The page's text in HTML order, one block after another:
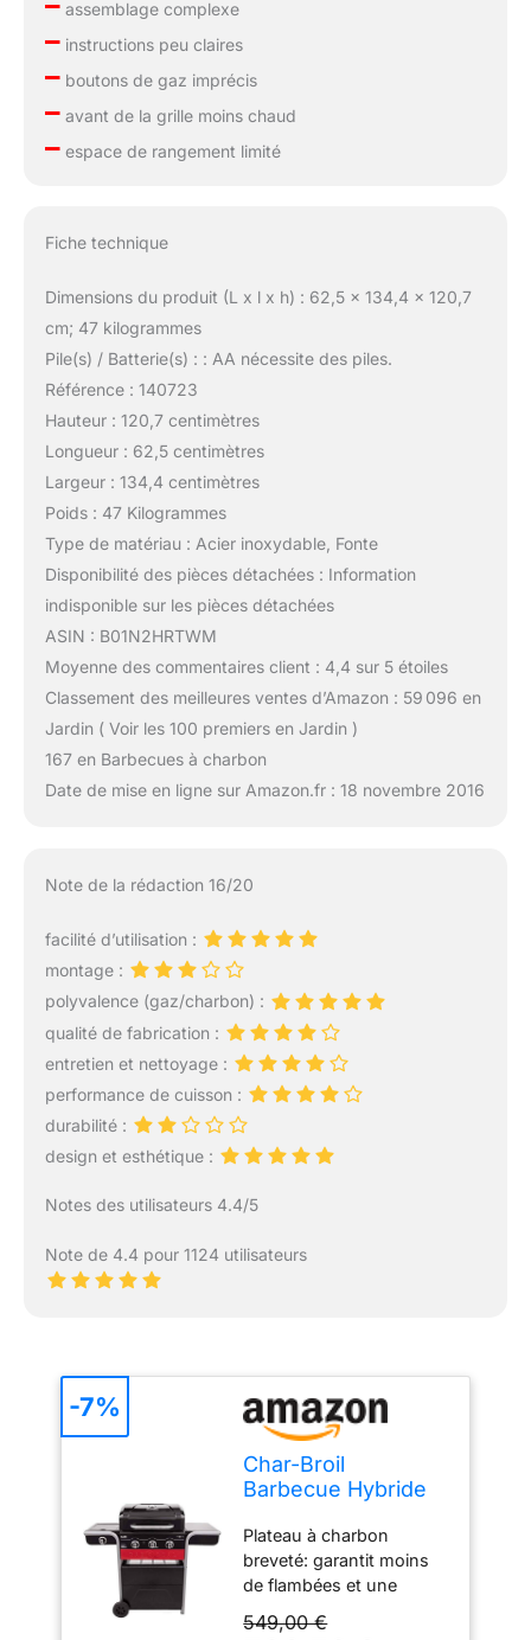
assemblage complexe
–instructions peu claires
–boutons de gaz imprécis
–avant de la grille moins chaud
–espace de rangement limité
Fiche technique
Dimensions du produit (L x l x h) : 62,5 x 134,4 x 120,7
cm; 47 kilogrammes
Pile(s) / Batterie(s) : : AA nécessite des piles.
Référence : 140723
Hauteur : 120,7 centimètres
Longueur : 62,5 centimètres
Largeur : 134,4 centimètres
Poids : 47 Kilogrammes
Type de matériau : Acier inoxydable, Fonte
Disponibilité des pièces détachées : Information
indisponible sur les pièces détachées
ASIN : B01N2HRTWM
Moyenne des commentaires client : 4,4 sur 5 étoiles
Classement des meilleures ventes d’Amazon : 59 096 en
Jardin ( Voir les 100 premiers en Jardin )
167 en Barbecues à charbon
Date de mise en ligne sur Amazon.fr : 18 novembre 2016
Note de la rédaction 16/20
facilité d’utilisation :
montage :
polyvalence (gaz/charbon) :
qualité de fabrication :
entretien et nettoyage :
performance de cuisson :
durabilité :
design et esthétique :
Notes des utilisateurs 4.4/5
Note de 4.4 pour 1124 utilisateurs
Char-Broil
Barbecue Hybride
Gaz et Charbon de
Bois
Plateau à charbon
breveté: garantit moins
de flambées et une
préparer des plats
549,00 €
-7%